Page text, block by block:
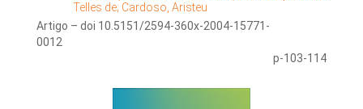
Telles de; Cardoso, Aristeu
Artigo – doi 10.5151/2594-360x-2004-15771-
0012
p-103-114